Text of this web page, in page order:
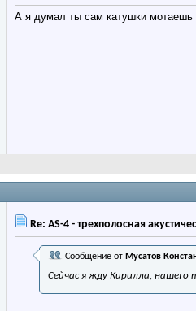
А я думал ты сам катушки мотаешь
Re: AS-4 - трехполосная
Сообщение от Мусатов
Сейчас я жду Кирилла,